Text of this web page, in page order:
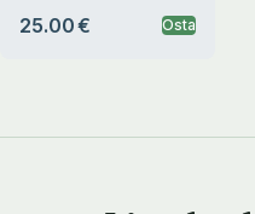
25.00 € Osta